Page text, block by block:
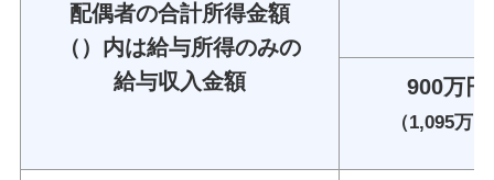
配偶者の合計所得金額
（）内は給与所得のみの
給与収入金額
900万円
（1,095万